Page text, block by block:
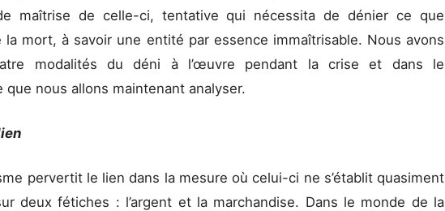
maîtrise de celle-ci, tentative qui nécessita de dénier ce que
la mort, à savoir une entité par essence immaîtrisable. Nous avons
modalités du déni à l’œuvre pendant la crise et dans le
que nous allons maintenant analyser.
pervertit le lien dans la mesure où celui-ci ne s’établit quasiment
deux fétiches : l’argent et la marchandise. Dans le monde de la